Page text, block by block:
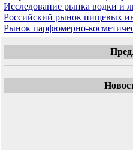
Исследование рынка водки и
Российский рынок пищевых
Рынок парфюмерно-